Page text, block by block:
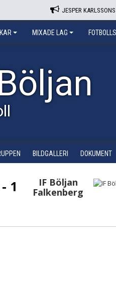
JESPER
MIXADE LAG
BILDGALLERI DOKUMENT
1
IF Böljan
Falkenberg